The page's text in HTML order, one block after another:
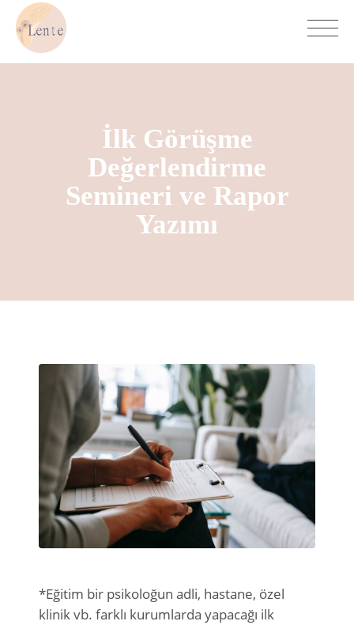
İlk Görüşme
Değerlendirme
Semineri ve Rapor
Yazımı
*Eğitim bir psikoloğun adli, hastane, özel
klinik vb. farklı kurumlarda yapacağı ilk